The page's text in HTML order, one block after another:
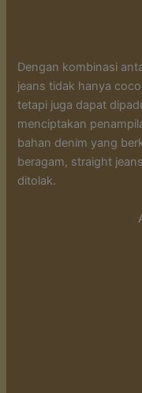
Dengan kombinasi
jeans tidak hanya
tetapi juga dapat
menciptakan
bahan denim yang
beragam, straight
ditolak.